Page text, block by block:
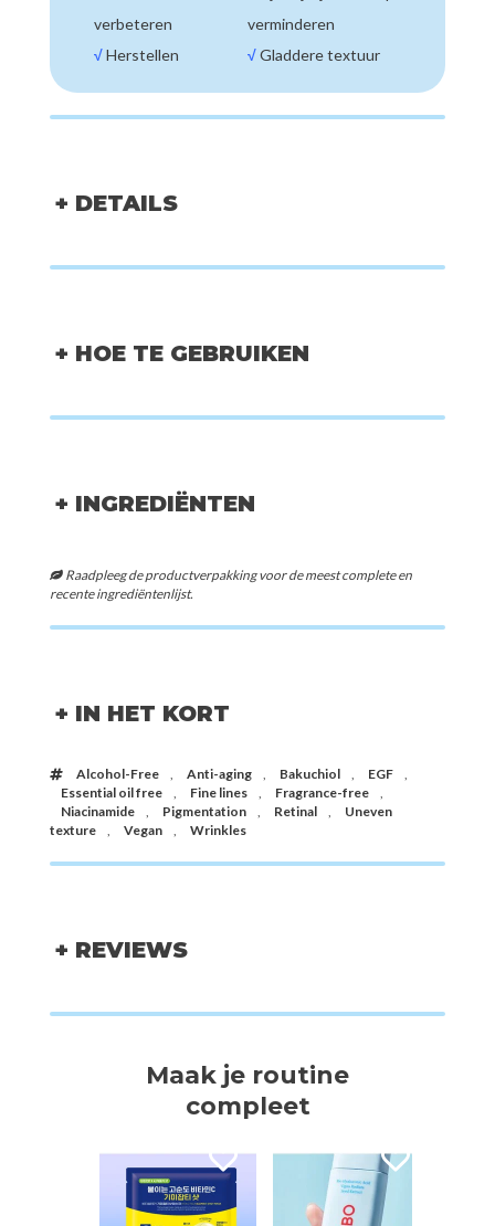
verbeteren
√Herstellen
verminderen
√Gladdere textuur
+ DETAILS
+ HOE TE GEBRUIKEN
+ INGREDIËNTEN
Raadpleeg de productverpakking voor de meest complete en
recente ingrediëntenlijst.
+ IN HET KORT
Alcohol-Free , Anti-aging , Bakuchiol , EGF
,
Essential oil free
, Fine lines , Fragrance-free
,
Niacinamide
, Pigmentation , Retinal ,
Uneven
texture
, Vegan , Wrinkles
+ REVIEWS
Maak je routine
compleet